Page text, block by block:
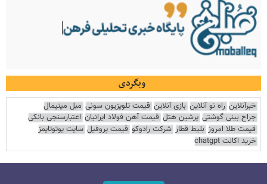
وبگردی
خبرآنلاین راه نو آنلاین بازی آنلاین قیمت تلویزیون سونی مبل مینیمال
جراح بینی گوشتی پرشین هتل قیمت آهن فولاد ایرانیان اعتبارسنجی بانکی
قیمت طلا امروز بلیط قطار شرکت رادوکو قیمت پروفیل سایت یوتوتایمز
خرید اکانت chatgpt